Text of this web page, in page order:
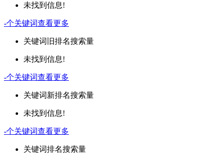
未找到信息!
-个关键词查看更多
关键词 旧排名搜索量
未找到信息!
-个关键词查看更多
关键词新排名搜索量
未找到信息!
-个关键词查看更多
关键词排名搜索量